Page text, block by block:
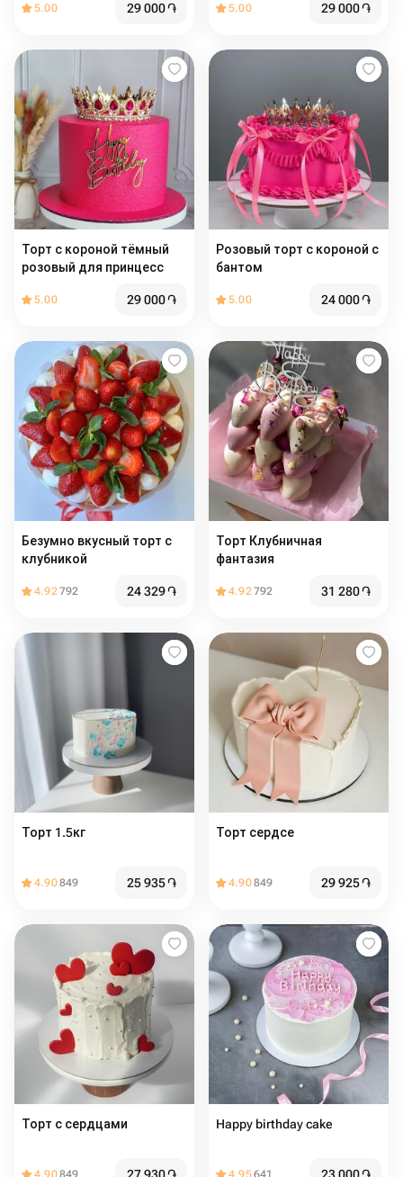
5.00 29 000֏ 5.00 29 000֏
Торт с короной тёмный
розовый для принцесс
5.00 29 000֏
Розовый торт с короной с
бантом
5.00 24 000֏
Безумно вкусный торт с
клубникой
4.92792 24 329֏
Торт Клубничная
фантазия
4.92792 31 280֏
Торт 1.5кг
4.90849 25 935֏
Торт сердсе
4.90849 29 925֏
Торт с сердцами️
4.90849
Happy birthday cake
4.95641